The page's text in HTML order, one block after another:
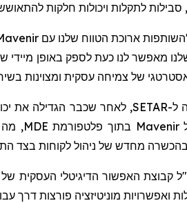
לתקלות ויכולות חלקות
לנו כעת לספק באופן מיידי
מחדש של ניהול לקוחות בצד
קבוצת האפשור הדיגיטלי העסקית של
ואפשרויות מוניטיזציה פורצות